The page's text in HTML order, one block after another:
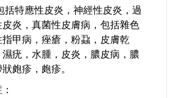
括特應性皮炎，神經性皮炎，過
炎，真菌性皮膚病，包括雜色
甲病，痤瘡，粉蝨，皮膚乾
疣，水腫，皮炎，膿皮病，膿
皰疹，皰疹。